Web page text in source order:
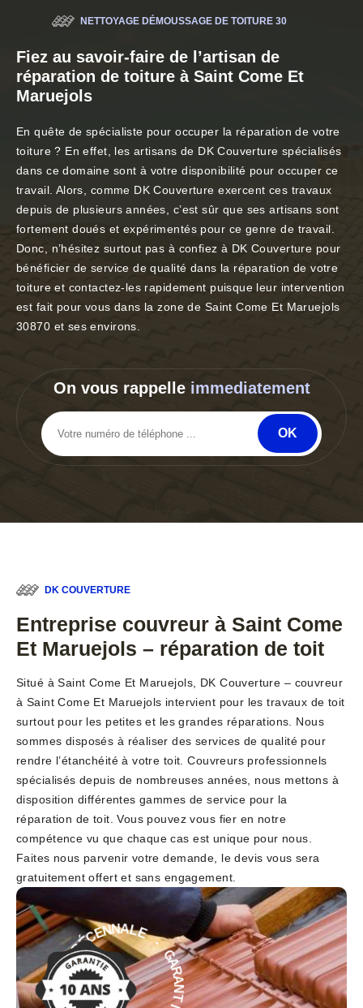
NETTOYAGE DÉMOUSSAGE DE TOITURE 30
Fiez au savoir-faire de l’artisan de
réparation de toiture à Saint Come Et
Maruejols
En quête de spécialiste pour occuper la réparation de votre
toiture ? En effet, les artisans de DK Couverture spécialisés
dans ce domaine sont à votre disponibilité pour occuper ce
travail. Alors, comme DK Couverture exercent ces travaux
depuis de plusieurs années, c’est sûr que ses artisans sont
fortement doués et expérimentés pour ce genre de travail.
Donc, n’hésitez surtout pas à confiez à DK Couverture pour
bénéficier de service de qualité dans la réparation de votre
toiture et contactez-les rapidement puisque leur intervention
est fait pour vous dans la zone de Saint Come Et Maruejols
30870 et ses environs.
On vous rappelle immediatement
DK COUVERTURE
Entreprise couvreur à Saint Come
Et Maruejols – réparation de toit
Situé à Saint Come Et Maruejols, DK Couverture – couvreur
à Saint Come Et Maruejols intervient pour les travaux de toit
surtout pour les petites et les grandes réparations. Nous
sommes disposés à réaliser des services de qualité pour
rendre l’étanchéité à votre toit. Couvreurs professionnels
spécialisés depuis de nombreuses années, nous mettons à
disposition différentes gammes de service pour la
réparation de toit. Vous pouvez vous fier en notre
compétence vu que chaque cas est unique pour nous.
Faites nous parvenir votre demande, le devis vous sera
gratuitement offert et sans engagement.
I
E
D
É
C
E
N
NALE - GAR
A
N
T
I
E
D